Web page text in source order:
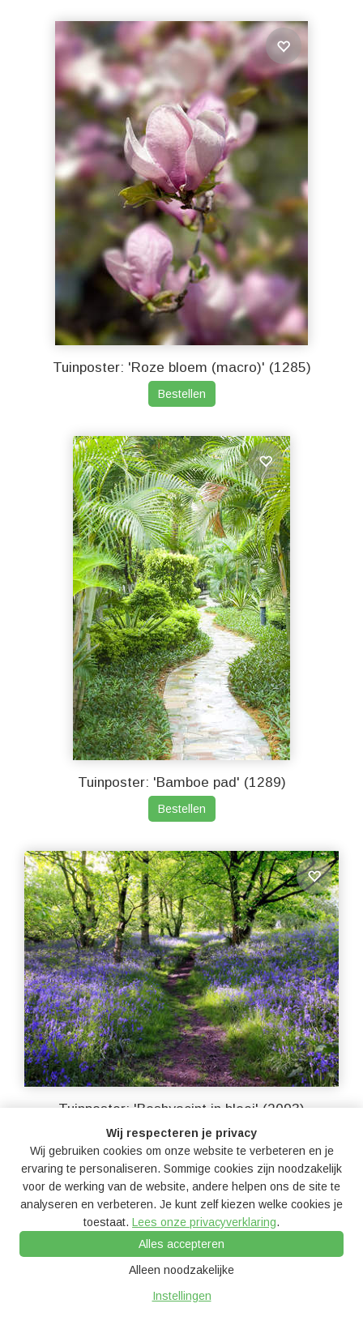
Tuinposter: 'Roze bloem (macro)' (1285)
Bestellen
Tuinposter: 'Bamboe pad' (1289)
Bestellen
Tuinposter: 'Boshyacint in bloei' (2093)
Bestellen
Wij respecteren je privacy
Wij gebruiken cookies om onze website te verbeteren en je
ervaring te personaliseren. Sommige cookies zijn noodzakelijk
voor de werking van de website, andere helpen ons de site te
analyseren en verbeteren. Je kunt zelf kiezen welke cookies je
toestaat. Lees onze privacyverklaring.
Alles accepteren
Alleen noodzakelijke
Instellingen